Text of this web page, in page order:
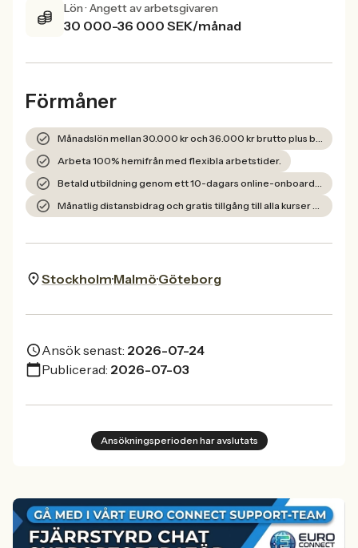
Lön · Angett av arbetsgivaren
30 000-36 000 SEK/månad
Förmåner
Månadslön mellan 30.000 kr och 36.000 kr brutto plus bonusar.
Arbeta 100% hemifrån med flexibla arbetstider.
Betald utbildning genom ett 10-dagars online-onboardingprogram.
Månatlig distansbidrag och gratis tillgång till alla kurser på plattformen.
Stockholm Malmö Göteborg
Ansök senast: 2026-07-24
Publicerad: 2026-07-03
Ansökningsperioden har avslutats